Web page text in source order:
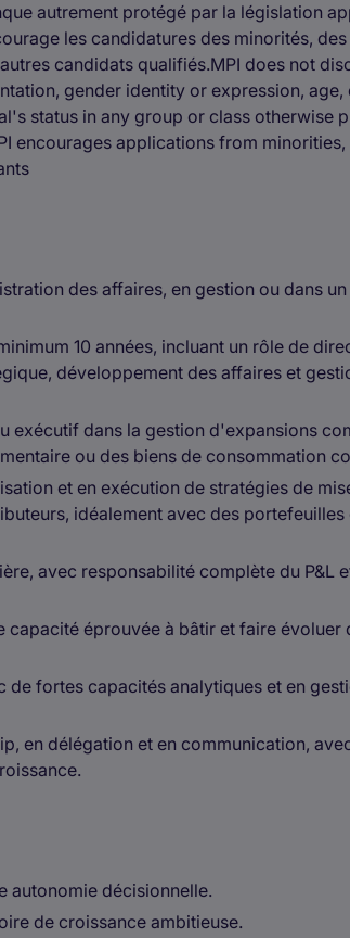
autrement protégé par la législation
les candidatures des minorités,
candidats qualifiés.MPI does not
gender identity or expression, age,
status in any group or class otherwise
encourages applications from minorities,
des affaires, en gestion ou dans
10 années, incluant un rôle de
développement des affaires et
exécutif dans la gestion d'expansions
ou des biens de consommation
et en exécution de stratégies de
idéalement avec des
avec responsabilité complète du P&L
capacité éprouvée à bâtir et faire évoluer
de fortes capacités analytiques et en
en délégation et en communication,
autonomie décisionnelle.
de croissance ambitieuse.